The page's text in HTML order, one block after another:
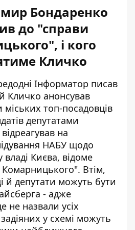
Бондаренко
до "справи
і кого
Кличко
Інформатор писав
Кличко анонсував
міських топ-посадовців
депутатами
на
НАБУ щодо
Києва, відоме
Втім,
й депутати можуть бути
- адже
не назвали усіх
у схемі можуть